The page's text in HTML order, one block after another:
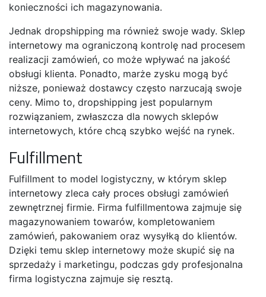
konieczności ich magazynowania.
Jednak dropshipping ma również swoje wady. Sklep
internetowy ma ograniczoną kontrolę nad procesem
realizacji zamówień, co może wpływać na jakość
obsługi klienta. Ponadto, marże zysku mogą być
niższe, ponieważ dostawcy często narzucają swoje
ceny. Mimo to, dropshipping jest popularnym
rozwiązaniem, zwłaszcza dla nowych sklepów
internetowych, które chcą szybko wejść na rynek.
Fulfillment
Fulfillment to model logistyczny, w którym sklep
internetowy zleca cały proces obsługi zamówień
zewnętrznej firmie. Firma fulfillmentowa zajmuje się
magazynowaniem towarów, kompletowaniem
zamówień, pakowaniem oraz wysyłką do klientów.
Dzięki temu sklep internetowy może skupić się na
sprzedaży i marketingu, podczas gdy profesjonalna
firma logistyczna zajmuje się resztą.